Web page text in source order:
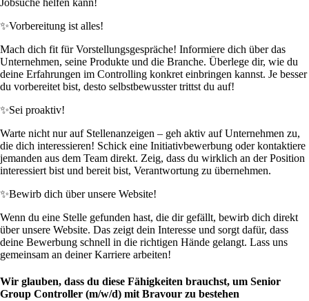
Jobsuche helfen kann!
✨Vorbereitung ist alles!
Mach dich fit für Vorstellungsgespräche! Informiere dich über das
Unternehmen, seine Produkte und die Branche. Überlege dir, wie du
deine Erfahrungen im Controlling konkret einbringen kannst. Je besser
du vorbereitet bist, desto selbstbewusster trittst du auf!
✨Sei proaktiv!
Warte nicht nur auf Stellenanzeigen – geh aktiv auf Unternehmen zu,
die dich interessieren! Schick eine Initiativbewerbung oder kontaktiere
jemanden aus dem Team direkt. Zeig, dass du wirklich an der Position
interessiert bist und bereit bist, Verantwortung zu übernehmen.
✨Bewirb dich über unsere Website!
Wenn du eine Stelle gefunden hast, die dir gefällt, bewirb dich direkt
über unsere Website. Das zeigt dein Interesse und sorgt dafür, dass
deine Bewerbung schnell in die richtigen Hände gelangt. Lass uns
gemeinsam an deiner Karriere arbeiten!
Wir glauben, dass du diese Fähigkeiten brauchst, um Senior
Group Controller (m/w/d) mit Bravour zu bestehen